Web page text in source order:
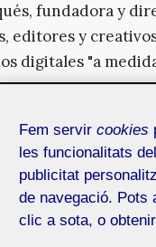
fundadora y
editores y
digitales "a
dinámicas. Las
de las
más
suponer acceder
Fem servir cookies
les funcionalitats
publicitat
de navegació. Pots
clic a sota, o